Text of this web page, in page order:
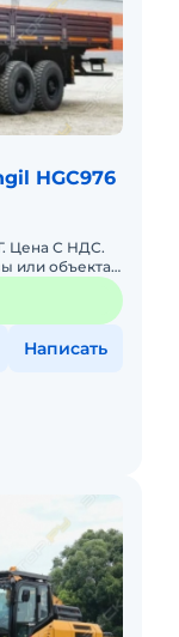
HGC976
Цена С НДС.
или объекта.
Написать